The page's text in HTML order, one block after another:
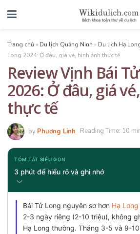
Trang chủ » Du lịch Quảng Ninh » Du lịch Hạ
Long 2024: Ở đâu, giá vé, hình ảnh thực tế
Review Vịnh Bái
2026: Ở đâu, giá
thực tế
by Phương Linh Reading Time: 10
TÓM TẮT SIÊU GỌN
3 phút để hiểu rõ và ghi nhớ
Bái Tử Long nguyên sơ hơn Hạ Long
2-3 ngày riêng (2-10 triệu), không
Hạ Long thường. Tháng 3-5 và 9-